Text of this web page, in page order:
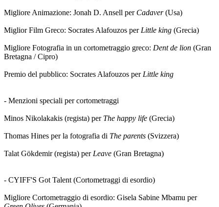
Migliore Animazione: Jonah D. Ansell per Cadaver(Usa)
Miglior Film Greco: Socrates Alafouzos per Little king (Grecia)
Migliore Fotografia in un cortometraggio greco: Dent de lion (Gran
Bretagna / Cipro)
Premio del pubblico: Socrates Alafouzos per Little king
- Menzioni speciali per cortometraggi
Minos Nikolakakis (regista) per The happy life (Grecia)
Thomas Hines per la fotografia di The parents (Svizzera)
Talat Gökdemir (regista) per Leave (Gran Bretagna)
- CYIFF'S Got Talent (Cortometraggi di esordio)
Migliore Cortometraggio di esordio: Gisela Sabine Mbamu per